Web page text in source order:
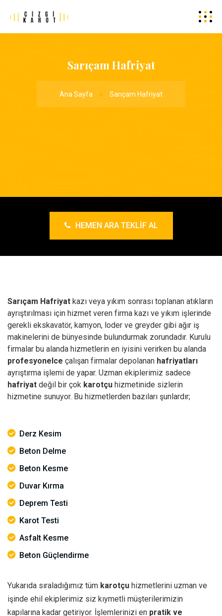
Sarıçam Hafriyat
Ana Sayfa Sarıçam Hafriyat
HEMEN ARA TEKLIF AL
Sarıçam Hafriyat kazı veya yıkım sonrası toplanan atıkların
ayrıştırılması için hizmet veren firma kazı ve yıkım işlerinde
gerekli ekskavatör, kamyon, loder ve greyder gibi ağır iş
makinelerini de bünyesinde bulundurmak zorundadır. Kurulu
firmalar bu alanda hizmetlerin en iyisini verirken bu alanda
profesyonelce çalışan firmalar depolanan hafriyatları
ayrıştırma işlemi de yapar. Uzman ekiplerimiz sadece
hafriyat değil bir çok karotçu hizmetinide sizlerin
hizmetine sunuyor. Bu hizmetlerden bazıları şunlardır;
Derz Kesim
Beton Delme
Beton Kesme
Duvar Kırma
Deprem Testi
Karot Testi
Asfalt Kesme
Beton Güçlendirme
Yukarıda sıraladığımız tüm karotçu hizmetlerini uzman ve
işinde ehil ekiplerimiz siz kıymetli müşterilerimizin
kapılarına kadar getiriyor. İşlemlerinizi en pratik ve